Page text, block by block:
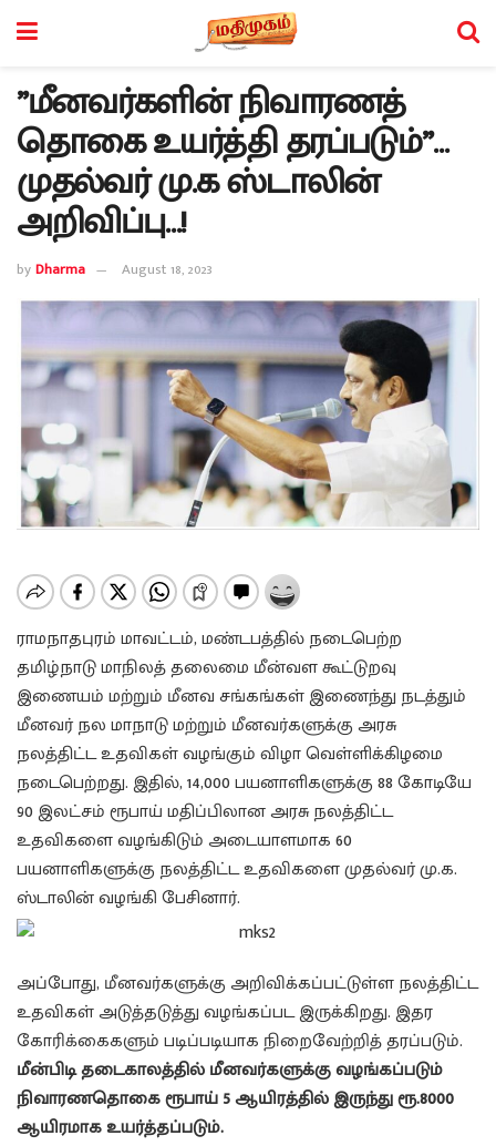
”மீனவர்களின் நிவாரணத்
தொகை உயர்த்தி தரப்படும்”…
முதல்வர் மு.க ஸ்டாலின்
அறிவிப்பு…!
byDharma August 18, 2023
ராமநாதபுரம் மாவட்டம், மண்டபத்தில் நடைபெற்ற
தமிழ்நாடு மாநிலத் தலைமை மீன்வள கூட்டுறவு
இணையம் மற்றும் மீனவ சங்கங்கள் இணைந்து நடத்தும்
மீனவர் நல மாநாடு மற்றும் மீனவர்களுக்கு அரசு
நலத்திட்ட உதவிகள் வழங்கும் விழா வெள்ளிக்கிழமை
நடைபெற்றது. இதில், 14,000 பயனாளிகளுக்கு 88 கோடியே
90 இலட்சம் ரூபாய் மதிப்பிலான அரசு நலத்திட்ட
உதவிகளை வழங்கிடும் அடையாளமாக 60
பயனாளிகளுக்கு நலத்திட்ட உதவிகளை முதல்வர் மு.க.
ஸ்டாலின் வழங்கி பேசினார்.
அப்போது, மீனவர்களுக்கு அறிவிக்கப்பட்டுள்ள நலத்திட்ட
உதவிகள் அடுத்தடுத்து வழங்கப்பட இருக்கிறது. இதர
கோரிக்கைகளும் படிப்படியாக நிறைவேற்றித் தரப்படும்.
மீன்பிடி தடைகாலத்தில் மீனவர்களுக்கு வழங்கப்படும்
நிவாரணதொகை ரூபாய் 5 ஆயிரத்தில் இருந்து ரூ.8000
ஆயிரமாக உயர்த்தப்படும்.